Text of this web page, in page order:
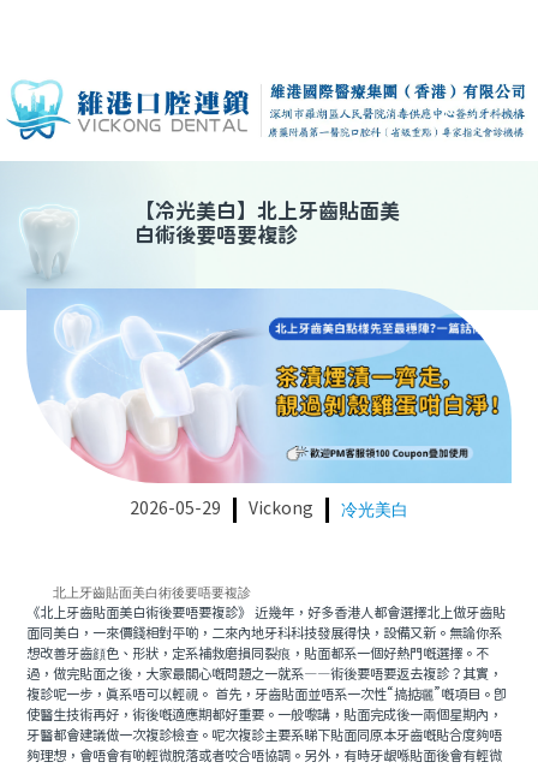
【冷光美白】 北上牙齒貼面美
白術後要唔要複診
2026-05-29 Vickong 冷光美白
北上牙齒貼面美白術後要唔要複診
《北上牙齒貼面美白術後要唔要複診》 近幾年，好多香港人都會選擇北上做牙齒貼
面同美白，一來價錢相對平啲，二來內地牙科科技發展得快，設備又新。無論你系
想改善牙齒顔色、形狀，定系補救磨損同裂痕，貼面都系一個好熱門嘅選擇。不
過，做完貼面之後，大家最關心嘅問題之一就系——術後要唔要返去複診？其實，
複診呢一步，真系唔可以輕視。 首先，牙齒貼面並唔系一次性“搞掂曬”嘅項目。即
使醫生技術再好，術後嘅適應期都好重要。一般嚟講，貼面完成後一兩個星期內，
牙醫都會建議做一次複診檢查。呢次複診主要系睇下貼面同原本牙齒嘅貼合度夠唔
夠理想，會唔會有啲輕微脫落或者咬合唔協調。另外，有時牙龈喺貼面後會有輕微